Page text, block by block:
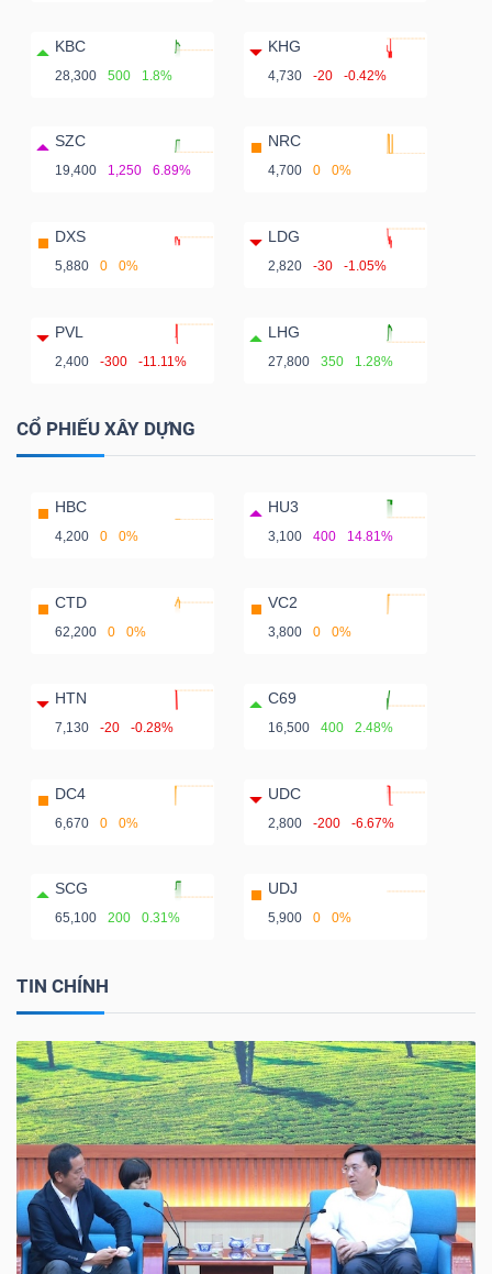
KBC
28,300 500 1.8%
KHG
4,730 -20 -0.42%
SZC
19,400 1,250 6.89%
NRC
4,700 0 0%
DXS
5,880 0 0%
LDG
2,820 -30 -1.05%
PVL
2,400 -300 -11.11%
LHG
27,800 350 1.28%
CỔ PHIẾU XÂY DỰNG
HBC
4,200 0 0%
HU3
3,100 400 14.81%
CTD
62,200 0 0%
VC2
3,800 0 0%
HTN
7,130 -20 -0.28%
C69
16,500 400 2.48%
DC4
6,670 0 0%
UDC
2,800 -200 -6.67%
SCG
65,100 200 0.31%
UDJ
5,900 0 0%
TIN CHÍNH